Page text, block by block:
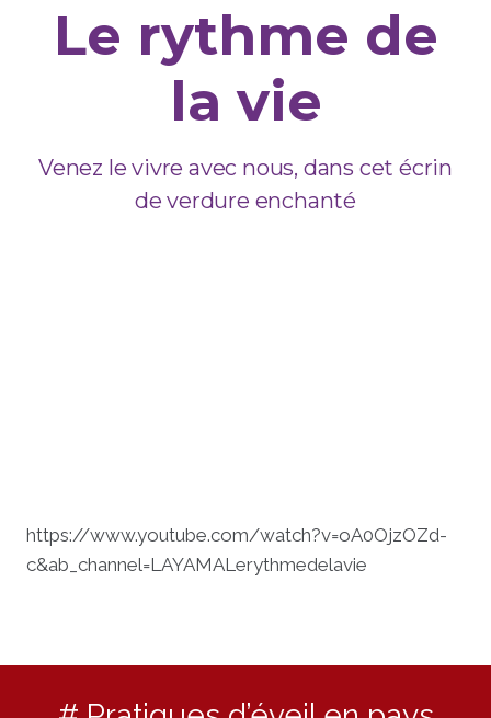
Le rythme de
la vie
Venez le vivre avec nous, dans cet écrin
de verdure enchanté
https://www.youtube.com/watch?v=oA0OjzOZd-
c&ab_channel=LAYAMALerythmedelavie